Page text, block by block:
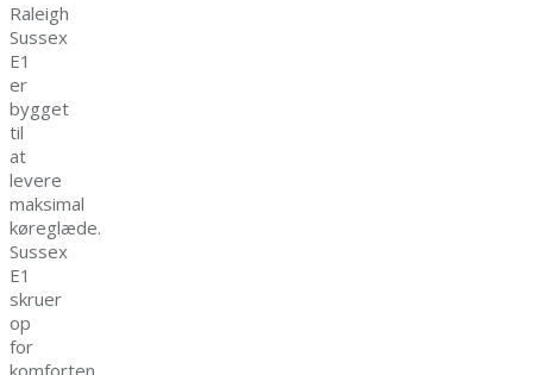
Raleigh
Sussex
E1
er
bygget
til
at
levere
maksimal
køreglæde.
Sussex
E1
skruer
op
for